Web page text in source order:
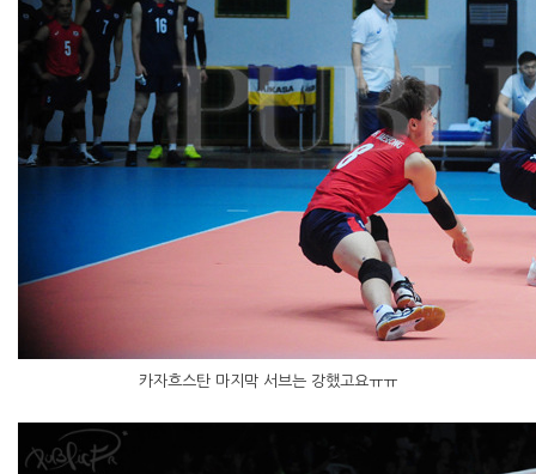
카자흐스탄 마지막 서브는 강했고요ㅠㅠ